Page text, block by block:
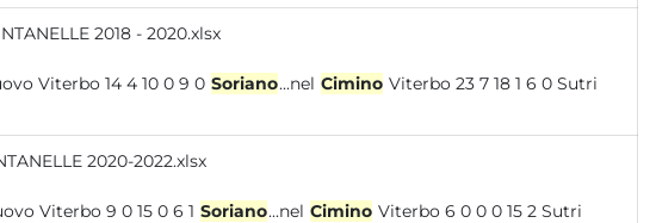
2018 - 2020.xlsx
4 9 3 San Lorenzo Nuovo Viterbo 14 4 10 0 9 0 Soriano...nel Cimino Viterbo 23 7 18 1 6 0 Sutri
2020-2022.xlsx
11 4 San Lorenzo Nuovo Viterbo 9 0 15 0 6 1 Soriano...nel Cimino Viterbo 6 0 0 0 15 2 Sutri